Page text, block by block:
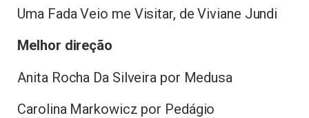
Uma Fada Veio me Visitar, de Viviane Jundi
Melhor direção
Anita Rocha Da Silveira por Medusa
Carolina Markowicz por Pedágio